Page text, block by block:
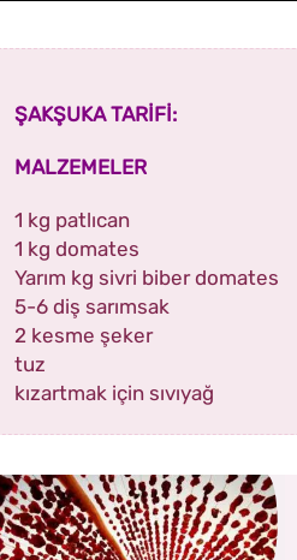
ŞAKŞUKA TARİFİ:
MALZEMELER
1 kg patlıcan
1 kg domates
Yarım kg sivri biber domates
5-6 diş sarımsak
2 kesme şeker
tuz
kızartmak için sıvıyağ